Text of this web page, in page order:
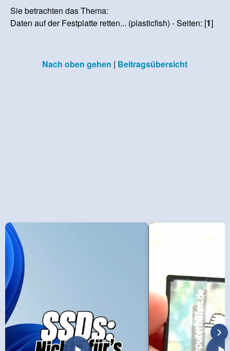
Sie betrachten das Thema:
Daten auf der Festplatte retten... (plasticfish) - Seiten: [1]
Nach oben gehen | Beitragsübersicht